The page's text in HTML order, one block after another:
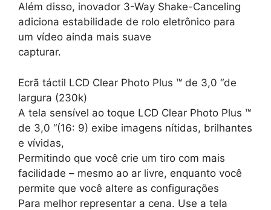
Além disso, inovador 3-Way Shake-Canceling
adiciona estabilidade de rolo eletrônico para
um vídeo ainda mais suave
capturar.
Ecrã táctil LCD Clear Photo Plus ™ de 3,0 “de
largura (230k)
A tela sensível ao toque LCD Clear Photo Plus ™
de 3,0 “(16: 9) exibe imagens nítidas, brilhantes
e vívidas,
Permitindo que você crie um tiro com mais
facilidade – mesmo ao ar livre, enquanto você
permite que você altere as configurações
Para melhor representar a cena. Use a tela